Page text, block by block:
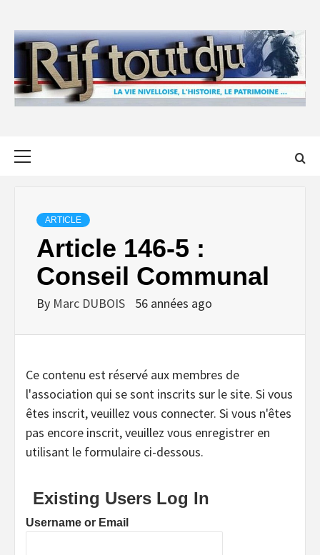
content
ARTICLE
Article 146-5 :
Conseil Communal
By Marc DUBOIS 56 années ago
Ce contenu est réservé aux membres de
l'association qui se sont inscrits sur le site. Si vous
êtes inscrit, veuillez vous connecter. Si vous n'êtes
pas encore inscrit, veuillez vous enregistrer en
utilisant le formulaire ci-dessous.
Existing Users Log In
Username or Email